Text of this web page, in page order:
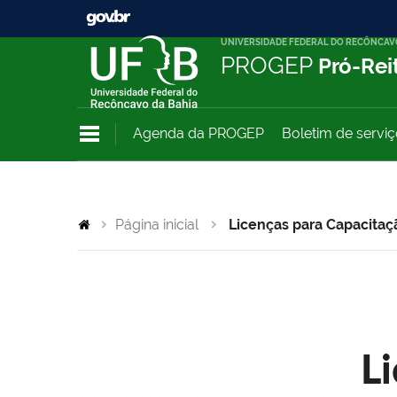
UNIVERSIDADE FEDERAL DO
PROGEP Pró-
Agenda da PROGEP Boletim de
Página inicial Licenças para